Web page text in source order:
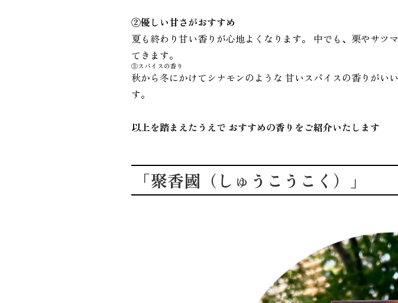
②優しい甘さがおすすめ
夏も終わり甘い香りが心地よくなります。 中でも、栗やサツ
てきます。
③スパイスの香り
秋から冬にかけてシナモンのような 甘いスパイスの香りがい
す。
以上を踏まえたうえで おすすめの香りをご紹介いたします
「聚香國（しゅうこうこく）」